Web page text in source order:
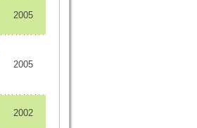
2005
2005
2002